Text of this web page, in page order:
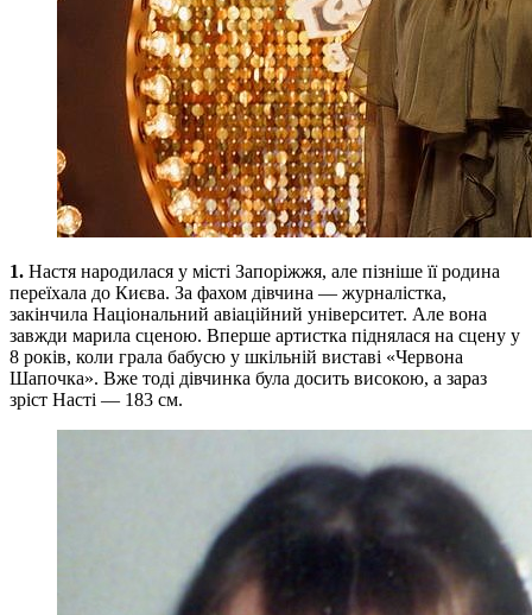
1. Настя народилася у місті Запоріжжя, але пізніше її родина
переїхала до Києва. За фахом дівчина — журналістка,
закінчила Національний авіаційний університет. Але вона
завжди марила сценою. Вперше артистка піднялася на сцену у
8 років, коли грала бабусю у шкільній виставі «Червона
Шапочка». Вже тоді дівчинка була досить високою, а зараз
зріст Насті — 183 см.